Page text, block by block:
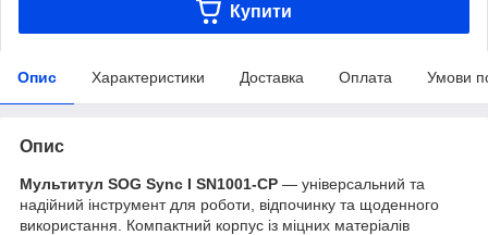
Купити
Опис Характеристики Доставка Оплата Умови
Опис
Мультитул SOG Sync I SN1001-CP — універсальний та
надійний інструмент для роботи, відпочинку та щоденного
використання. Компактний корпус із міцних матеріалів